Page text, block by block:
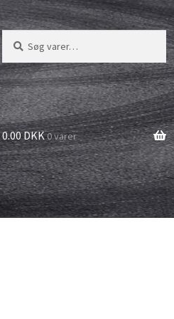
Søg
efter:
Søg
0.00 DKK0 varer